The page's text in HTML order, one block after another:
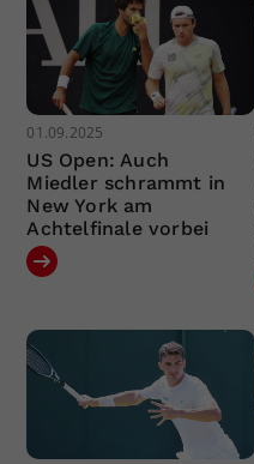
01.09.2025
US Open: Auch
Miedler schrammt in
New York am
Achtelfinale vorbei